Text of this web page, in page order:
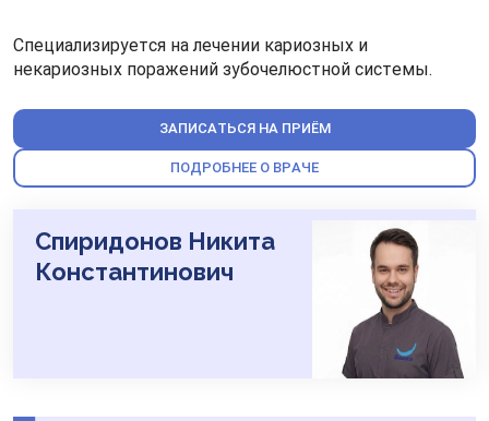
Специализируется на лечении кариозных и
некариозных поражений зубочелюстной системы.
ЗАПИСАТЬСЯ НА ПРИЁМ
ПОДРОБНЕЕ О ВРАЧЕ
Спиридонов Никита
Константинович